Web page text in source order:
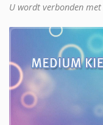
U wordt verbonden met